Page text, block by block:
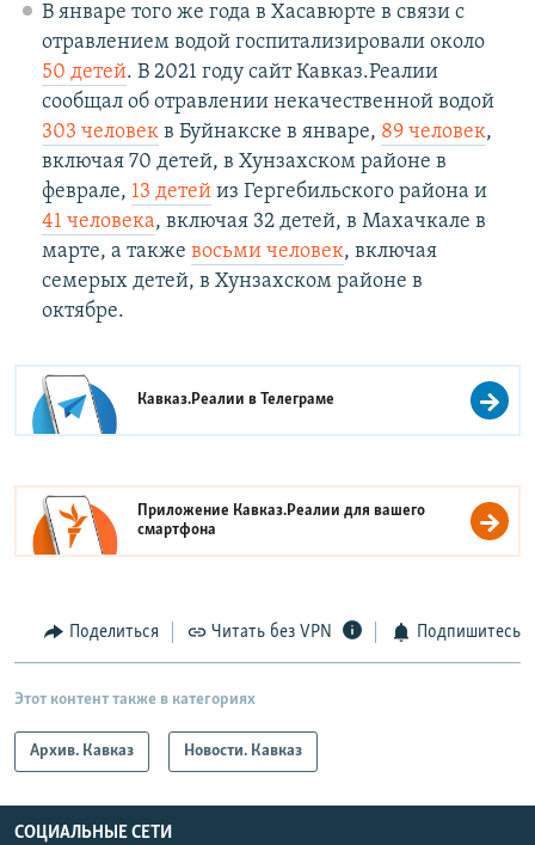
В январе того же года в Хасавюрте в связи с
отравлением водой госпитализировали около
50 детей. В 2021 году сайт Кавказ.Реалии
сообщал об отравлении некачественной водой
303 человекв Буйнакске в январе, 89 человек,
включая 70 детей, в Хунзахском районе в
феврале, 13 детейиз Гергебильского района и
41 человека, включая 32 детей, в Махачкале в
марте, а также восьми человек, включая
семерых детей, в Хунзахском районе в
октябре.
Кавказ.Реалии вТелеграме
Приложение Кавказ.Реалии для вашего
смартфона
Поделиться Читать без VPN Подпишитесь
Этот контент также в категориях
Архив. Кавказ Новости. Кавказ
СОЦИАЛЬНЫЕ СЕТИ